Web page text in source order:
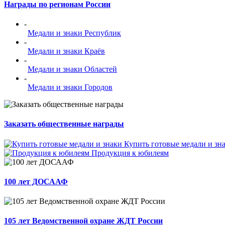
Награды по регионам России
-
Медали и знаки Республик
-
Медали и знаки Краёв
-
Медали и знаки Областей
-
Медали и знаки Городов
Заказать общественные награды
Купить готовые медали и
Продукция к юбилеям
100 лет ДОСААФ
105 лет Ведомственной охране ЖДТ России